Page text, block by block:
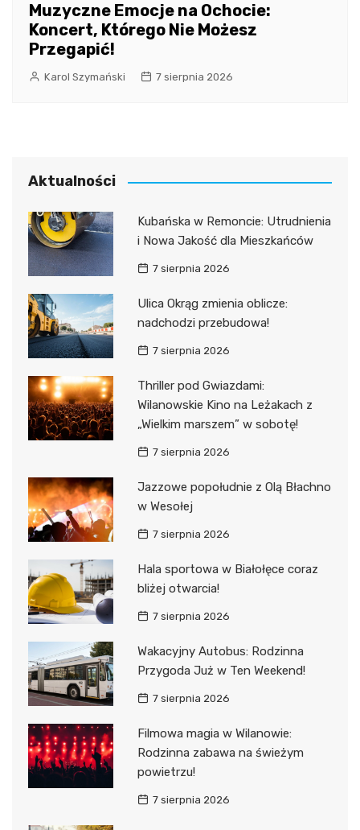
Muzyczne Emocje na Ochocie:
Koncert, Którego Nie Możesz
Przegapić!
Karol Szymański 7 sierpnia 2026
Aktualności
Kubańska w Remoncie: Utrudnienia
i Nowa Jakość dla Mieszkańców
7 sierpnia 2026
Ulica Okrąg zmienia oblicze:
nadchodzi przebudowa!
7 sierpnia 2026
Thriller pod Gwiazdami:
Wilanowskie Kino na Leżakach z
„Wielkim marszem” w sobotę!
7 sierpnia 2026
Jazzowe popołudnie z Olą Błachno
w Wesołej
7 sierpnia 2026
Hala sportowa w Białołęce coraz
bliżej otwarcia!
7 sierpnia 2026
Wakacyjny Autobus: Rodzinna
Przygoda Już w Ten Weekend!
7 sierpnia 2026
Filmowa magia w Wilanowie:
Rodzinna zabawa na świeżym
powietrzu!
7 sierpnia 2026